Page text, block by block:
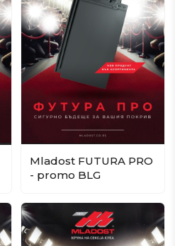
Mladost FUTURA PRO
- promo BLG